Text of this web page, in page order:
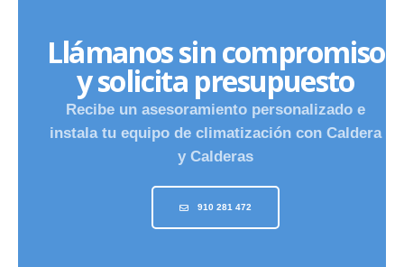
Llámanos sin compromiso
y solicita presupuesto
Recibe un asesoramiento personalizado e
instala tu equipo de climatización con Caldera
y Calderas
910 281 472